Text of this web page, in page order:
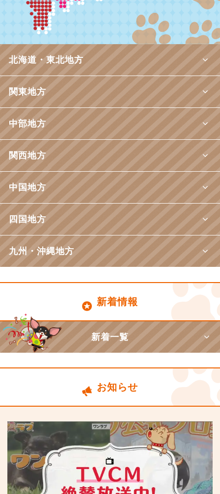
北海道・東北地方
関東地方
中部地方
関西地方
中国地方
四国地方
九州・沖縄地方
新着情報
新着一覧
お知らせ